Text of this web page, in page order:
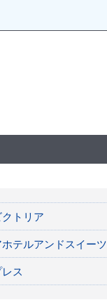
トリア
テルアンドスイーツ
ス